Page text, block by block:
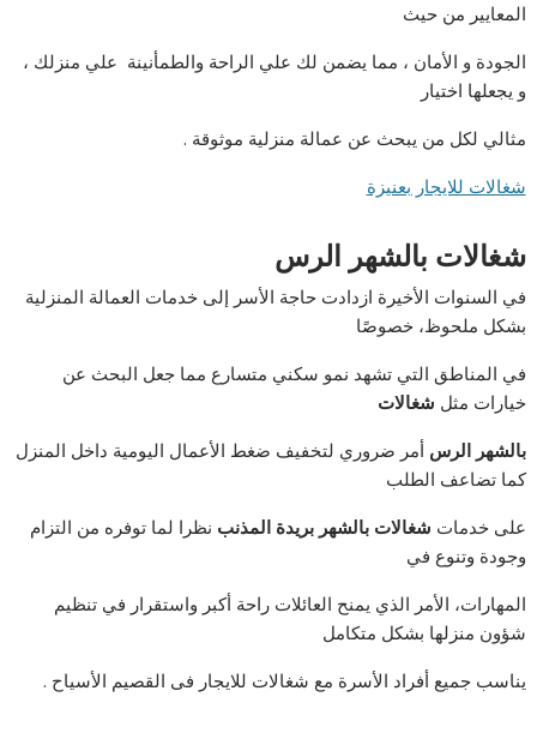
المعايير من حيث
الجودة و الأمان ، مما يضمن لك علي الراحة والطمأنينة علي منزلك ،
و يجعلها اختيار
مثالي لكل من يبحث عن عمالة منزلية موثوقة .
شغالات للايجار بعنيزة
شغالات بالشهر الرس
في السنوات الأخيرة ازدادت حاجة الأسر إلى خدمات العمالة المنزلية
بشكل ملحوظ، خصوصًا
في المناطق التي تشهد نمو سكني متسارع مما جعل البحث عن
خيارات مثل شغالات
بالشهر الرسأمر ضروري لتخفيف ضغط الأعمال اليومية داخل المنزل
كما تضاعف الطلب
على خدمات شغالات بالشهر بريدة المذنب نظرا لما توفره من التزام
وجودة وتنوع في
المهارات، الأمر الذي يمنح العائلات راحة أكبر واستقرار في تنظيم
شؤون منزلها بشكل متكامل
يناسب جميع أفراد الأسرة مع شغالات للايجار فى القصيم الأسياح .